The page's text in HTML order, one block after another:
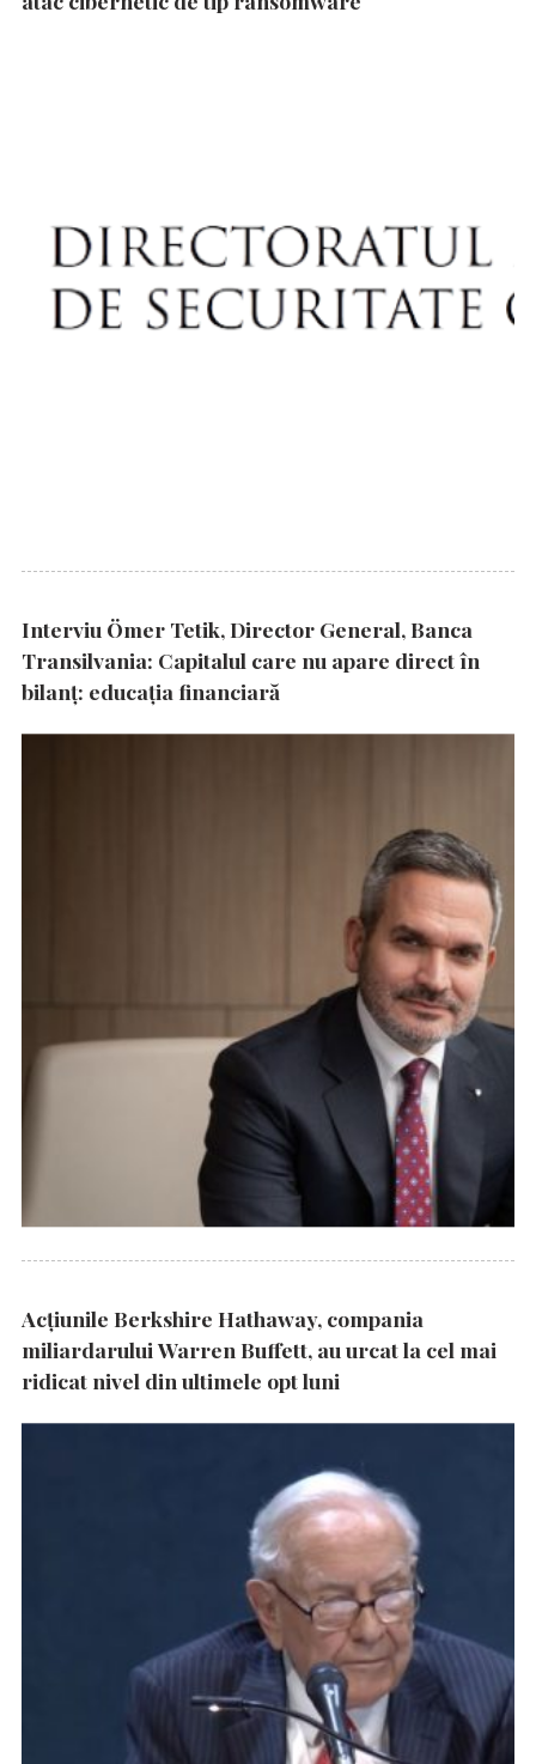
Interviu Ömer Tetik, Director General, Banca
Transilvania: Capitalul care nu apare direct în
bilanț: educația financiară
Acțiunile Berkshire Hathaway, compania
miliardarului Warren Buffett, au urcat la cel mai
ridicat nivel din ultimele opt luni